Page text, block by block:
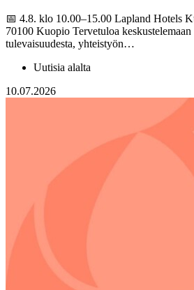
📅 4.8. klo 10.00–15.00 Lapland Hotels
70100 Kuopio Tervetuloa
tulevaisuudesta, yhteistyön…
Uutisia alalta
10.07.2026